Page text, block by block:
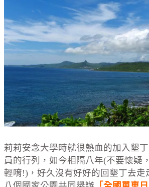
莉莉安念大學時就很熱血的加入墾
員的行列，如今相隔八年(不要懷疑
輕唷!)，好久沒有好好的回墾丁去走